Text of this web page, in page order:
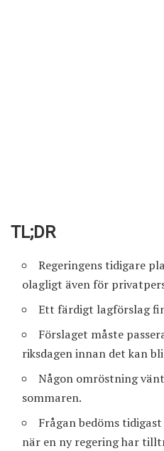
TL;DR
Regeringens tidigare
olagligt även för
Ett färdigt lagförslag
Förslaget måste
riksdagen innan det kan
Någon omröstning
sommaren.
Frågan bedöms
när en ny regering har